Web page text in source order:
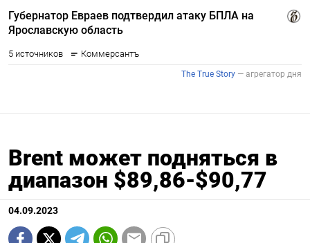
Brent может подняться в
диапазон $89,86-$90,77
04.09.2023